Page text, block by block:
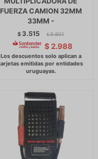
FUERZA CAMION 32MM
33MM -
$ 3.515 $ 3.601
$ 2.988